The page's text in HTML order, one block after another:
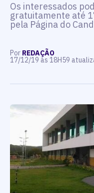
Os interessados
gratuitamente até
pela Página do
Por REDAÇÃO
17/12/19 às 18H59